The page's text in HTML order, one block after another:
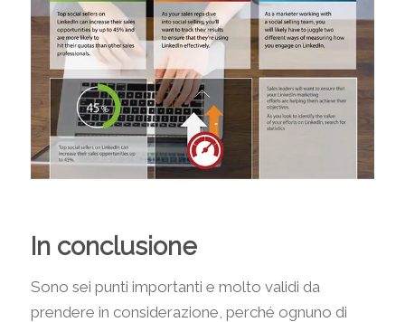
In conclusione
Sono sei punti importanti e molto validi da
prendere in considerazione, perché ognuno di